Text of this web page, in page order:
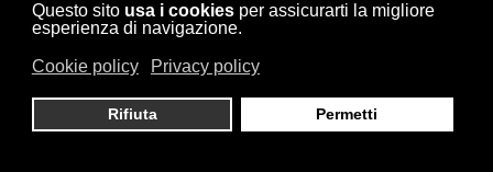
Questo sito usa i cookiesper assicurarti la migliore
esperienza di navigazione.
Cookie policy Privacy policy
Rifiuta Permetti